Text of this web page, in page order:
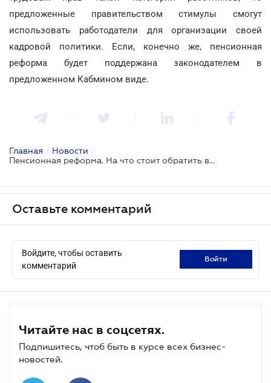
предложенные правительством стимулы смогут
использовать работодатели для организации своей
кадровой политики. Если, конечно же, пенсионная
реформа будет поддержана законодателем в
предложенном Кабмином виде.
Главная / Новости /
Пенсионная реформа. На что стоит обратить внимание руководителю
Оставьте комментарий
Войдите, чтобы оставить
комментарий
войти
Читайте нас в соцсетях.
Подпишитесь, чтоб быть в курсе всех бизнес-
новостей.